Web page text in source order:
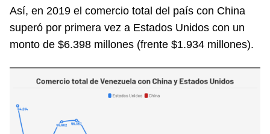
Así, en 2019 el comercio total del país con China
superó por primera vez a Estados Unidos con un
monto de $6.398 millones (frente $1.934 millones).